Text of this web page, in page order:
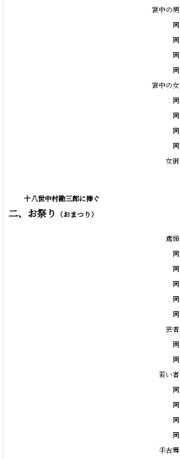
宮中の男
同
同
同
同
宮中の女
同
同
同
同
女御
十八世中村勘三郎に捧ぐ
二、お祭り （おまつり）
鳶頭
同
同
同
同
同
芸者
同
同
若い者
同
同
同
同
手古舞